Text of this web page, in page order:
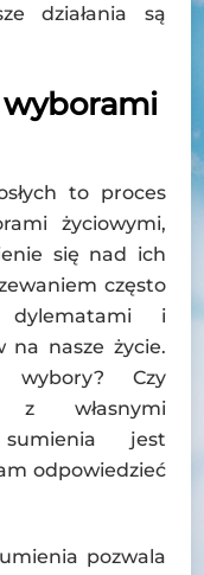
działania są
to proces
życiowymi,
się nad ich
często
i
na nasze życie.
wybory? Czy
z własnymi
jest
odpowiedzieć
pozwala